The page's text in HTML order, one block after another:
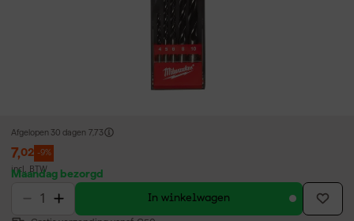
Afgelopen 30 dagen 7,73
7,02 -9%
incl. BTW
Maandag bezorgd
In winkelwagen